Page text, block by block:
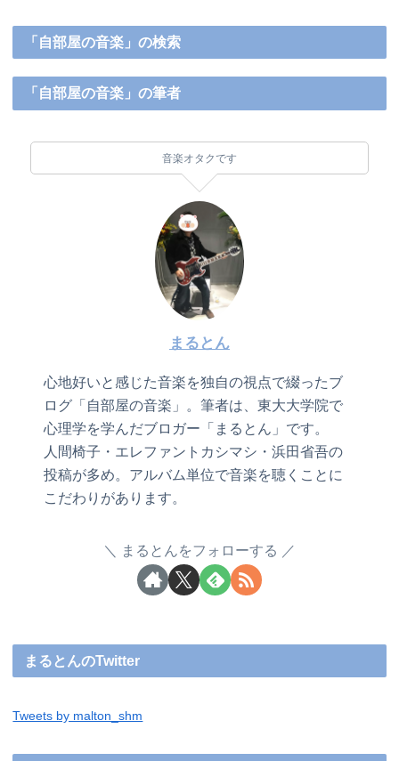
「自部屋の音楽」の検索
「自部屋の音楽」の筆者
音楽オタクです
まるとん
心地好いと感じた音楽を独自の視点で綴ったブ
ログ「自部屋の音楽」。筆者は、東大大学院で
心理学を学んだブロガー「まるとん」です。
人間椅子・エレファントカシマシ・浜田省吾の
投稿が多め。アルバム単位で音楽を聴くことに
こだわりがあります。
まるとんをフォローする
まるとんのTwitter
Tweets by malton_shm